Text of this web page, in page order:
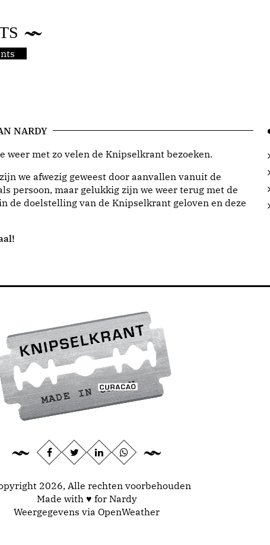
NARDY
weer met zo velen de Knipselkrant bezoeken.
we afwezig geweest door aanvallen vanuit de
persoon, maar gelukkig zijn we weer terug met de
de doelstelling van de Knipselkrant geloven en deze
2026, Alle rechten voorbehouden
Made with ♥ for Nardy
Weergegevens via OpenWeather